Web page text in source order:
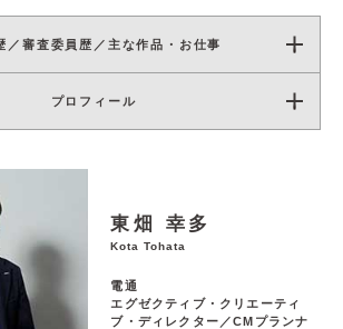
／審査委員歴／主な作品・お仕事
プロフィール
東畑 幸多
Kota Tohata
電通
エグゼクティブ・クリエーティ
ブ・ディレクター／CMプランナ